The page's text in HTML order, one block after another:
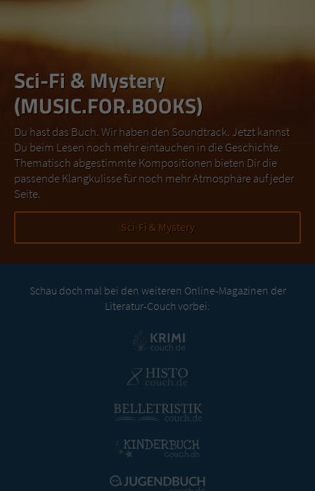
Sci-Fi & Mystery
(MUSIC.FOR.BOOKS)
Du hast das Buch. Wir haben den Soundtrack. Jetzt kannst
Du beim Lesen noch mehr eintauchen in die Geschichte.
Thematisch abgestimmte Kompositionen bieten Dir die
passende Klangkulisse für noch mehr Atmosphäre auf jeder
Seite.
Sci-Fi & Mystery
Schau doch mal bei den weiteren Online-Magazinen der
Literatur-Couch vorbei: